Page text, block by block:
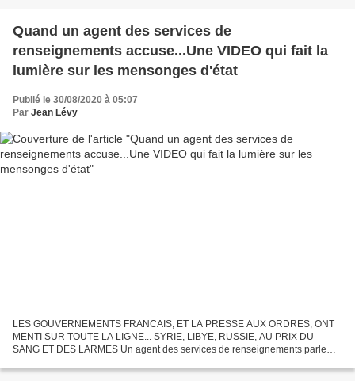
Quand un agent des services de
renseignements accuse...Une VIDEO qui fait la
lumière sur les mensonges d'état
Publié le 30/08/2020 à 05:07
Par Jean Lévy
LES GOUVERNEMENTS FRANCAIS, ET LA PRESSE AUX ORDRES, ONT
MENTI SUR TOUTE LA LIGNE... SYRIE, LIBYE, RUSSIE, AU PRIX DU
SANG ET DES LARMES Un agent des services de renseignements parle
Interventions...